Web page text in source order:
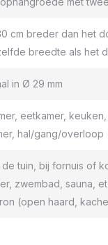
cm breder dan het
breedte als het
in Ø 29 mm
eetkamer,
hal/gang/overloop
de tuin, bij fornuis of
zwembad, sauna,
(open haard,